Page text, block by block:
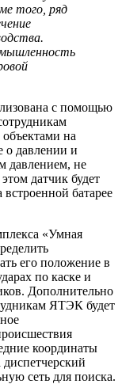
того, ряд
с помощью
на
о давлении и
давлением, не
датчик будет
батарее
«Умная
его положение в
по каске и
Дополнительно
ЯТЭК будет
координаты
сеть для поиска.